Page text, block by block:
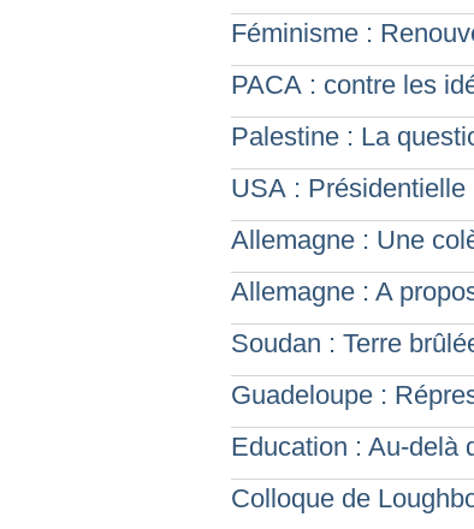
Féminisme :
PACA : contre les
Palestine : La
USA : Présidentielle
Allemagne : Une
Allemagne : A
Soudan : Terre
Guadeloupe :
Education : Au-delà
Colloque de